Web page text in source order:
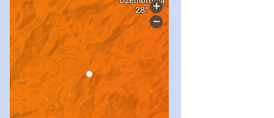
#PipIvanToday...
pimrec_project